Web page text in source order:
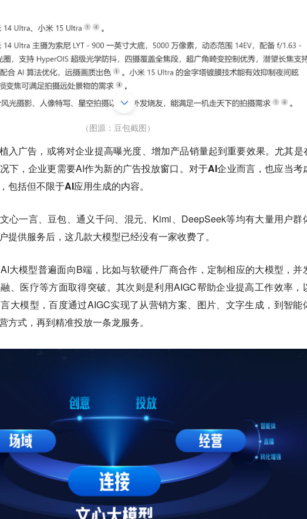
（图源：豆包截图）
入广告，或将对企业提高曝光度、增加产品销量起到重要效果。尤其是
下，企业更需要AI作为新的广告投放窗口。 对于AI企业而言，也应当考
包括但不限于AI应用生成的内容。
心一言、豆包、通义千问、混元、Kimi、DeepSeek等均有大量用户群
提供服务后，这几款大模型已经没有一家收费了。
大模型普遍面向B端，比如与软硬件厂商合作，定制相应的大模型，并
、医疗等方面取得突破。其次则是利用AIGC帮助企业提高工作效率，
大模型，百度通过AIGC实现了从营销方案、图片、文字生成，到智能
方式，再到精准投放一条龙服务。